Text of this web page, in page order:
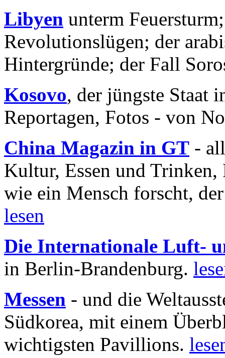
Libyen unterm
Revolutionslügen; der
Hintergründe; der Fall
Kosovo, der jüngste Staat
Reportagen, Fotos - von
China Magazin in GT -
Kultur, Essen und
wie ein Mensch forscht,
lesen
Die Internationale Luft-
in Berlin-Brandenburg.
Messen - und die
Südkorea, mit einem
wichtigsten Pavillions.